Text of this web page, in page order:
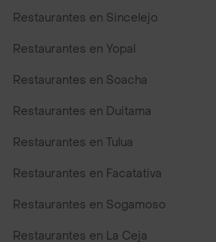
Restaurantes en Sincelejo
Restaurantes en Yopal
Restaurantes en Soacha
Restaurantes en Duitama
Restaurantes en Tulua
Restaurantes en Facatativa
Restaurantes en Sogamoso
Restaurantes en La Ceja